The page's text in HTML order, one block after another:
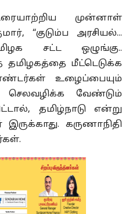
முன்னாள்
“குடும்ப அரசியல்...
சட்ட ஒழுங்கு..
மீட்டெடுக்க
உழைப்பையும்
செலவழிக்க வேண்டும்
தமிழ்நாடு என்று
கருணாநிதி